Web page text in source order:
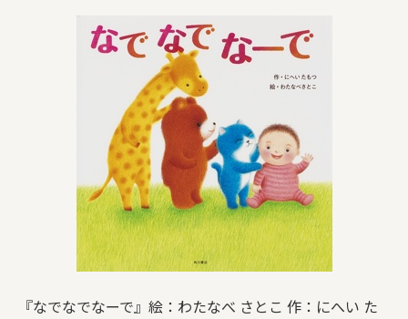
『なでなでなーで』絵：わたなべ さとこ 作：にへい た